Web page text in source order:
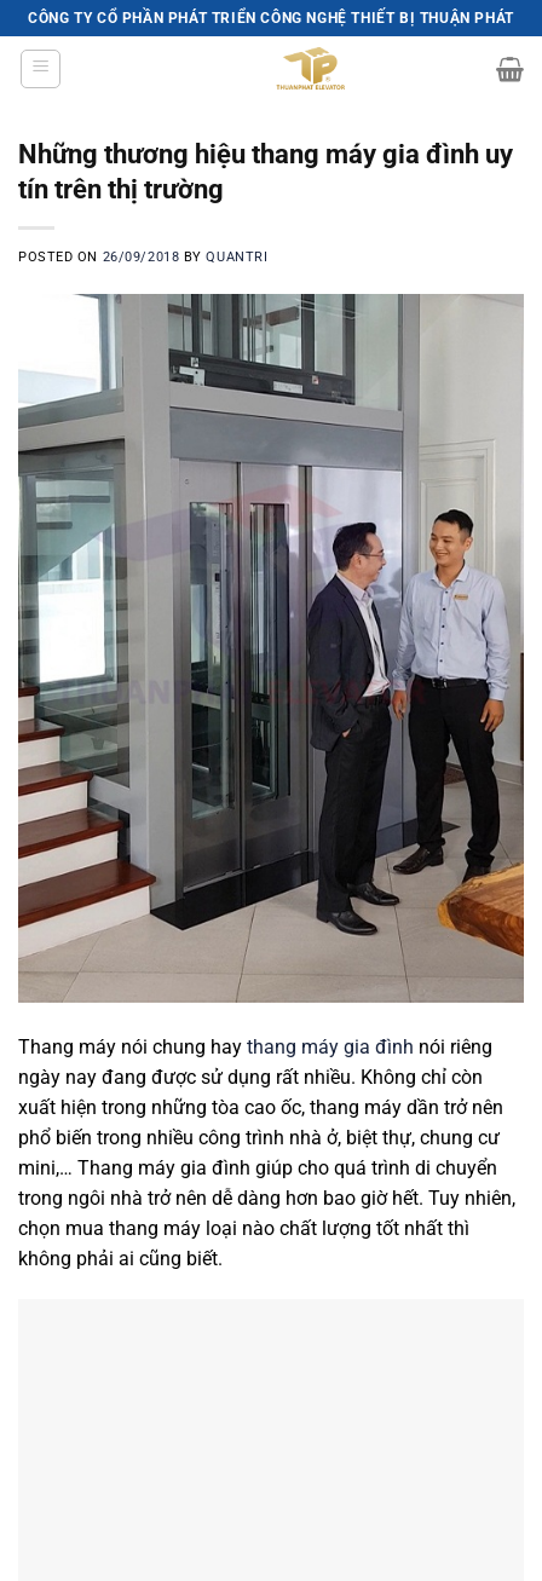
Skip
to
content
CÔNG TY CỔ PHẦN PHÁT TRIỂN CÔNG NGHỆ THIẾT BỊ THUẬN PHÁT
Những thương hiệu thang máy gia đình uy
tín trên thị trường
POSTED ON 26/09/2018 BYQUANTRI
Thang máy nói chung hay thang máy gia đình nói riêng
ngày nay đang được sử dụng rất nhiều. Không chỉ còn
xuất hiện trong những tòa cao ốc, thang máy dần trở nên
phổ biến trong nhiều công trình nhà ở, biệt thự, chung cư
mini,… Thang máy gia đình giúp cho quá trình di chuyển
trong ngôi nhà trở nên dễ dàng hơn bao giờ hết. Tuy nhiên,
chọn mua thang máy loại nào chất lượng tốt nhất thì
không phải ai cũng biết.